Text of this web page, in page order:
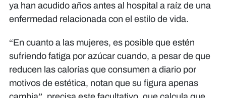
ya han acudido años antes al hospital a raíz de una
enfermedad relacionada con el estilo de vida.
“En cuanto a las mujeres, es posible que estén
sufriendo fatiga por azúcar cuando, a pesar de que
reducen las calorías que consumen a diario por
motivos de estética, notan que su figura apenas